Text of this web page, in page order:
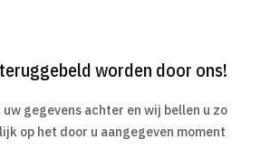
worden door ons!
gegevens achter en wij bellen u zo
op het door u aangegeven moment